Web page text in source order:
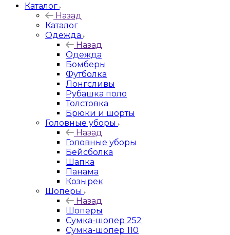
Каталог
Назад
Каталог
Одежда
Назад
Одежда
Бомберы
Футболка
Лонгсливы
Рубашка поло
Толстовка
Брюки и шорты
Головные уборы
Назад
Головные уборы
Бейсболка
Шапка
Панама
Козырек
Шоперы
Назад
Шоперы
Сумка-шопер 252
Сумка-шопер 110